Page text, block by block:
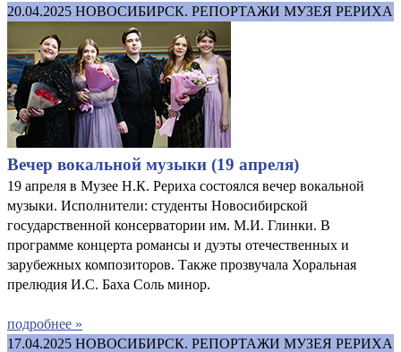
20.04.2025 НОВОСИБИРСК. РЕПОРТАЖИ МУЗЕЯ РЕРИХА
Вечер вокальной музыки (19 апреля)
19 апреля в Музее Н.К. Рериха состоялся вечер вокальной
музыки. Исполнители: студенты Новосибирской
государственной консерватории им. М.И. Глинки. В
программе концерта романсы и дуэты отечественных и
зарубежных композиторов. Также прозвучала Хоральная
прелюдия И.С. Баха Соль минор.
подробнее »
17.04.2025 НОВОСИБИРСК. РЕПОРТАЖИ МУЗЕЯ РЕРИХА